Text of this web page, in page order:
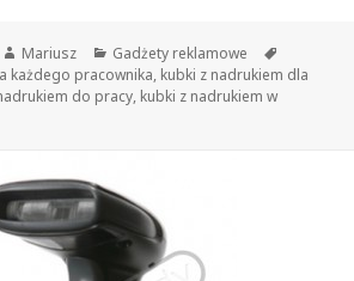
Autor
Mariusz Kategorie
Gadżety reklamowe
każdego pracownika, kubki z nadrukiem dla
do pracy, kubki z nadrukiem w